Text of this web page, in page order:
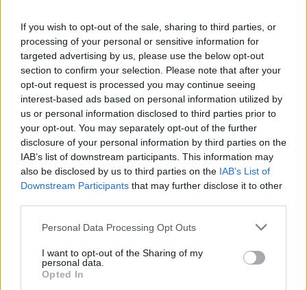
If you wish to opt-out of the sale, sharing to third parties, or
processing of your personal or sensitive information for
targeted advertising by us, please use the below opt-out
section to confirm your selection. Please note that after your
opt-out request is processed you may continue seeing
interest-based ads based on personal information utilized by
us or personal information disclosed to third parties prior to
your opt-out. You may separately opt-out of the further
disclosure of your personal information by third parties on the
IAB’s list of downstream participants. This information may
also be disclosed by us to third parties on the IAB’s List of
Downstream Participants that may further disclose it to other
Please note that this website/app uses one or more Google
not limited to your visit or usage behaviour. You may click to
grant or deny consent to Google and its third-party tags to
use your data for below specified purposes in below Google
Personal Data Processing Opt Outs
I want to opt-out of the Sharing of my
personal data.
Opted In
Anche gli ungheresi sono stati inseriti nella giuria
Gli organizzatori hanno annunciato anche la giuria del
festival. Oltre ai professionisti del cinema e ai giornalisti
ungheresi e stranieri, anche rinomati artisti e personaggi
pubblici hanno fatto parte del comitato, come Csaba Kovács
(rettore del MOME), Pál Mácsai (attore, regista), János Másik
(compositore, cantante), Ferenc Molnár “Caramel” (cantante),
Tamás Pajor (cantautore, creatore di contenuti) ed Edina
Pottyondy (umorista, scrittrice, YouTuber, performer).
“Il film del suo futuro sta già girando”: questo è lo slogan
di quest’anno.
Al BIDF, 60 film e 250 proiezioni attendono gli spettatori.
Oltre alla capitale, i programmi si svolgeranno anche in
Győr, Jászberény, Kecskemét, Pécs, Szeged, Szombathely,
futuro della sua famiglia, il futuro del mondo, la conoscenza,
la verità o anche il futuro delle sue relazioni sono nelle sue
mani – e i loro protagonisti vogliono essere partecipanti attivi